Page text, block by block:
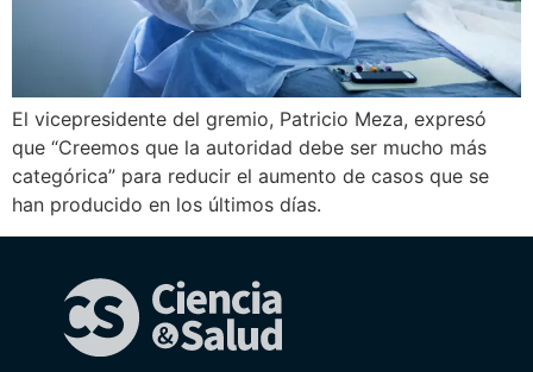
El vicepresidente del gremio, Patricio Meza, expresó
que “Creemos que la autoridad debe ser mucho más
categórica” para reducir el aumento de casos que se
han producido en los últimos días.